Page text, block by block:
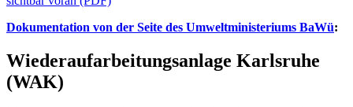
Dokumentation von der Seite des Umweltministeriums BaWü:
Wiederaufarbeitungsanlage Karlsruhe
(WAK)